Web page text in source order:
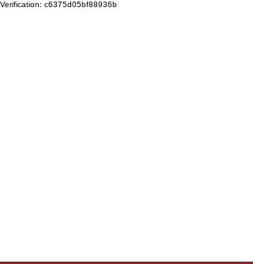
Verification: c6375d05bf88936b